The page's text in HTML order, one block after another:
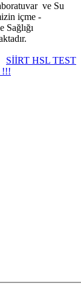
ve Su
içme -
SİİRT HSL TEST
!!!